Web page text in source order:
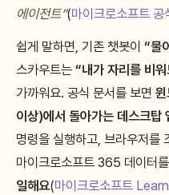
에이전트”(마이크로소프트 공
쉽게 말하면, 기존 챗봇이 “물
스카우트는 “내가 자리를 비
가까워요. 공식 문서를 보면
이상)에서 돌아가는 데스크탑
명령을 실행하고, 브라우저
마이크로소프트 365 데이터
일해요(마이크로소프트 Learn